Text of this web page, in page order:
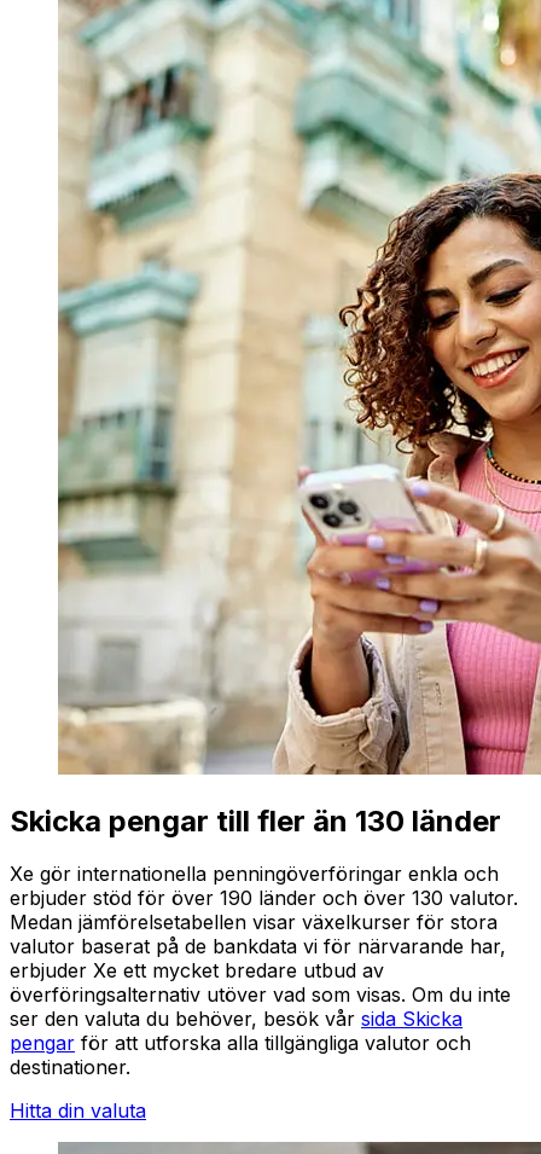
Skicka pengar till fler än 130 länder
Xe gör internationella penningöverföringar enkla och
erbjuder stöd för över 190 länder och över 130 valutor.
Medan jämförelsetabellen visar växelkurser för stora
valutor baserat på de bankdata vi för närvarande har,
erbjuder Xe ett mycket bredare utbud av
överföringsalternativ utöver vad som visas. Om du inte
ser den valuta du behöver, besök vår sida Skicka
pengar för att utforska alla tillgängliga valutor och
destinationer.
Hitta din valuta